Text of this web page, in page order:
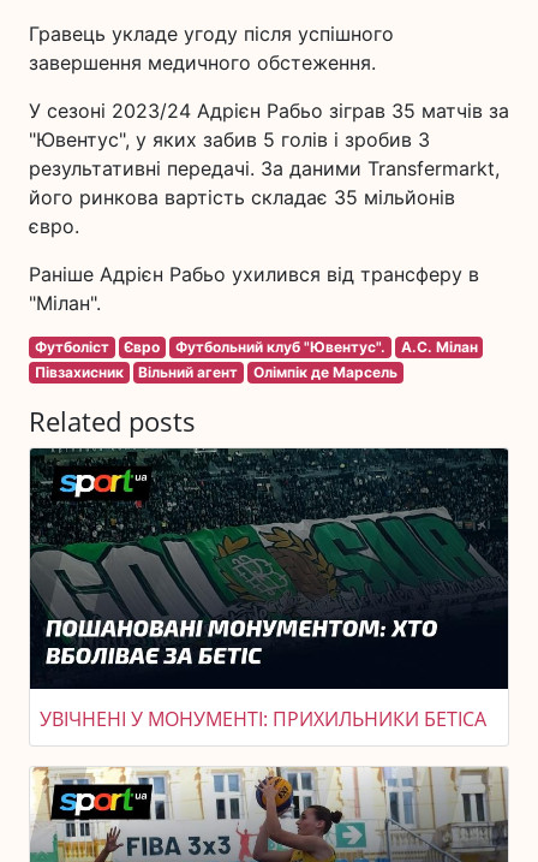
Гравець укладе угоду після успішного
завершення медичного обстеження.
У сезоні 2023/24 Адрієн Рабьо зіграв 35 матчів за
"Ювентус", у яких забив 5 голів і зробив 3
результативні передачі. За даними Transfermarkt,
його ринкова вартість складає 35 мільйонів
євро.
Раніше Адрієн Рабьо ухилився від трансферу в
"Мілан".
Футболіст Євро Футбольний клуб "Ювентус".
A.C. Мілан
Півзахисник
Вільний агент Олімпік де Марсель
Related posts
УВІЧНЕНІ У МОНУМЕНТІ: ПРИХИЛЬНИКИ БЕТІСА